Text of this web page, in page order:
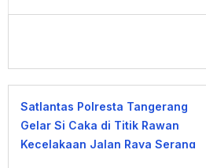
Satlantas Polresta Tangerang
Gelar Si Caka di Titik Rawan
Kecelakaan Jalan Raya Serang